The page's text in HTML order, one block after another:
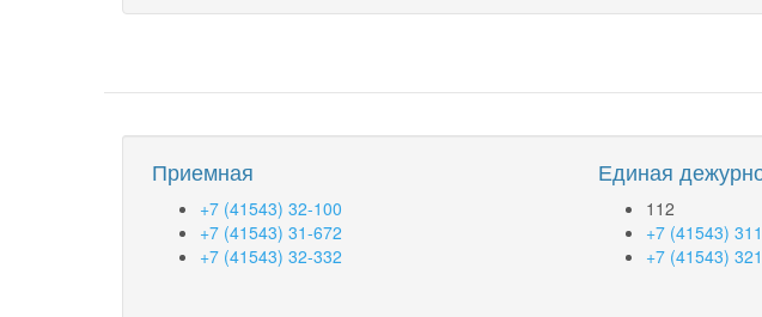
Приемная
+7 (41543) 32-100
+7 (41543) 31-672
+7 (41543) 32-332
Единая
112
+7 (41543)
+7 (41543)